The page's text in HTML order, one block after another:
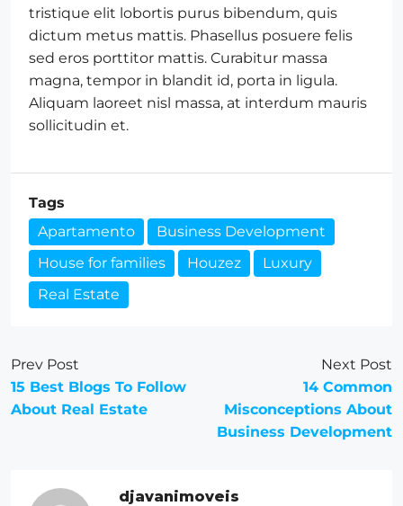
tristique elit lobortis purus bibendum, quis
dictum metus mattis. Phasellus posuere felis
sed eros porttitor mattis. Curabitur massa
magna, tempor in blandit id, porta in ligula.
Aliquam laoreet nisl massa, at interdum mauris
sollicitudin et.
Tags
Apartamento
Business Development
House for families
Houzez
Luxury
Real Estate
Prev Post
15 Best Blogs To Follow
About Real Estate
Next Post
14 Common
Misconceptions About
Business Development
djavanimoveis